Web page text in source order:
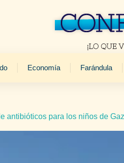
Economía Farándula
antibióticos para los niños de